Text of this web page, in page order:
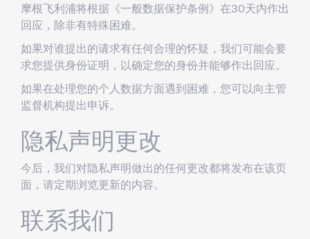
摩根飞利浦将根据《一般数据保护条例》在30天内作出
回应，除非有特殊困难。
如果对谁提出的请求有任何合理的怀疑，我们可能会要
求您提供身份证明，以确定您的身份并能够作出回应。
如果在处理您的个人数据方面遇到困难，您可以向主管
监督机构提出申诉。
隐私声明更改
今后，我们对隐私声明做出的任何更改都将发布在该页
面，请定期浏览更新的内容。
联系我们